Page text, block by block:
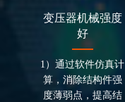
变压器机械强度
好
1）通过软件仿真计
算，消除结构件强
度薄弱点，提高结